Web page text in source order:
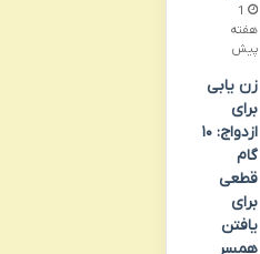
1
هفته
پیش
زن یابی
برای
ازدواج: ۱۰
گام
قطعی
برای
یافتن
همسر